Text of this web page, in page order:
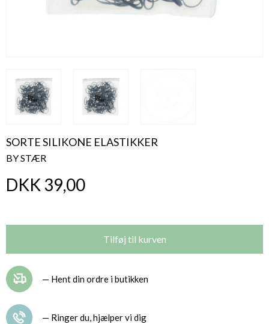
SORTE SILIKONE ELASTIKKER
BY STÆR
DKK 39,00
— Hent din ordre i butikken
— Ringer du, hjælper vi dig